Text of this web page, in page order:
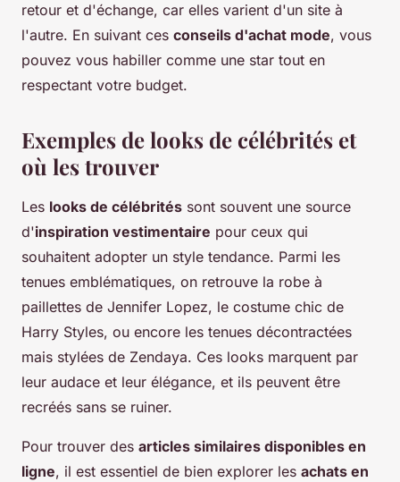
retour et d'échange, car elles varient d'un site à
l'autre. En suivant ces conseils d'achat mode, vous
pouvez vous habiller comme une star tout en
respectant votre budget.
Exemples de looks de célébrités et
où les trouver
Les looks de célébrités sont souvent une source
d'inspiration vestimentaire pour ceux qui
souhaitent adopter un style tendance. Parmi les
tenues emblématiques, on retrouve la robe à
paillettes de Jennifer Lopez, le costume chic de
Harry Styles, ou encore les tenues décontractées
mais stylées de Zendaya. Ces looks marquent par
leur audace et leur élégance, et ils peuvent être
recréés sans se ruiner.
Pour trouver des articles similaires disponibles en
ligne, il est essentiel de bien explorer les achats en